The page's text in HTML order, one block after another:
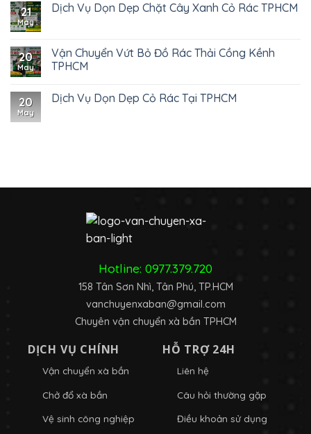
21
May
Dịch Vụ Dọn Dẹp Chặt Cây Xanh Cỏ Rác TPHCM
20
May
Vận Chuyển Vứt Bỏ Đồ Rác Thải Cồng Kềnh
TPHCM
20
May
Dịch Vụ Dọn Dẹp Cỏ Rác Tại TPHCM
Hotline: 0977.379.720
158 Tân Sơn Nhì, Tân Phú, TP.HCM
vanchuyenxaban@gmail.com
Chuyên vận chuyển xà bần TPHCM
DỊCH VỤ CHÍNH
Vận chuyển xà bần
Chở đổ xà bần
Vệ sinh công nghiệp
HỖ TRỢ 24H
Liên hệ
Câu hỏi thường gặp
Điều khoản sử dụng